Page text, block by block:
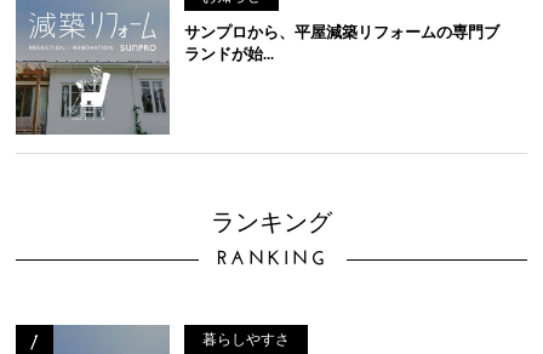
サンプロから、平屋減築リフォームの専門ブ
ランドが始...
ランキング
RANKING
暮らしやすさ